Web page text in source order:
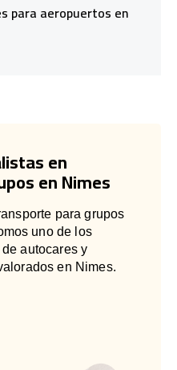
para aeropuertos en
en
en Nimes
para grupos
uno de los
autocares y
en Nimes.